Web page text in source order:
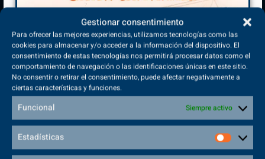
Gestionar consentimiento
Para ofrecer las mejores experiencias, utilizamos tecnologías como las
cookies para almacenar y/o acceder a la información del dispositivo. El
consentimiento de estas tecnologías nos permitirá procesar datos como el
comportamiento de navegación o las identificaciones únicas en este sitio.
No consentir o retirar el consentimiento, puede afectar negativamente a
ciertas características y funciones.
Funcional Siempre activo
Estadísticas
(+34) 925 68 38 67
Teléfono de Contacto